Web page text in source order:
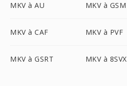
MKV à AU MKV à GSM
MKV à CAF MKV à PVF
MKV à GSRT MKV à 8SVX